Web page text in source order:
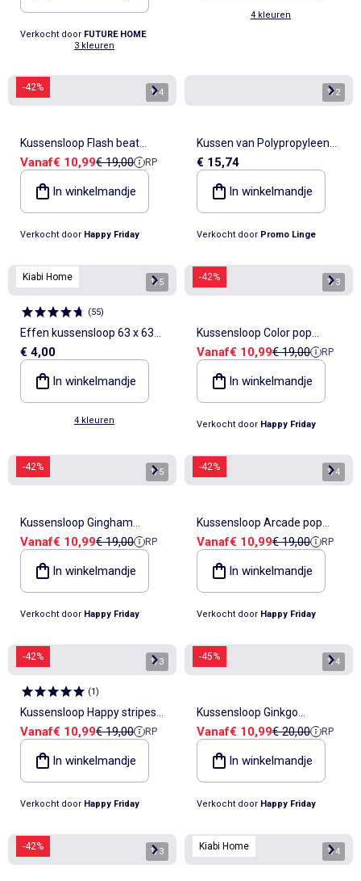
Verkocht door FUTURE HOME
3 kleuren
4 kleuren
-42% 1/4
Kussensloop Flash beat
"Happyfriday"
VanafVerkoopprijs
€ 10,99Referentieprijs
€ 19,00 RP
In winkelmandje
Verkocht door Happy Friday
1/2
Kussen van Polypropyleen
PROMO LINGE
€ 15,74
In winkelmandje
Verkocht door Promo Linge
Kiabi Home 1/5
(55)
Effen kussensloop 63 x 63
cm - Kiabi Home
€ 4,00
In winkelmandje
4 kleuren
-42% 1/3
Kussensloop Color pop
"Happyfriday"
VanafVerkoopprijs
€ 10,99Referentieprijs
€ 19,00 RP
In winkelmandje
Verkocht door Happy Friday
-42% 1/5
Kussensloop Gingham
"Happyfriday"
VanafVerkoopprijs
€ 10,99Referentieprijs
€ 19,00 RP
In winkelmandje
Verkocht door Happy Friday
-42% 1/4
Kussensloop Arcade pop
"Happyfriday"
VanafVerkoopprijs
€ 10,99Referentieprijs
€ 19,00 RP
In winkelmandje
Verkocht door Happy Friday
-42% 1/3
(1)
Kussensloop Happy stripes
"Happyfriday"
VanafVerkoopprijs
€ 10,99Referentieprijs
€ 19,00 RP
In winkelmandje
Verkocht door Happy Friday
-45% 1/4
Kussensloop Ginkgo
"Happyfriday"
VanafVerkoopprijs
€ 10,99Referentieprijs
€ 20,00 RP
In winkelmandje
Verkocht door Happy Friday
-42% 1/3 Kiabi Home 1/4